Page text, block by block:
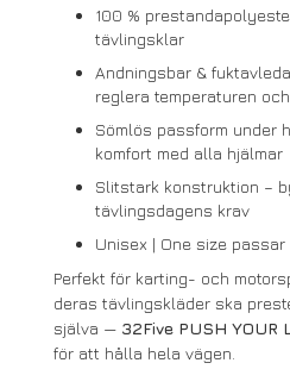
100 %
tävlingsklar
Andningsbar &
reglera temperaturen
Sömlös passform under
komfort med alla hjälmar
Slitstark konstruktion –
tävlingsdagens krav
Unisex | One size
Perfekt för karting- och
deras tävlingskläder ska
själva — 32Five PUSH YOUR
för att hålla hela vägen.